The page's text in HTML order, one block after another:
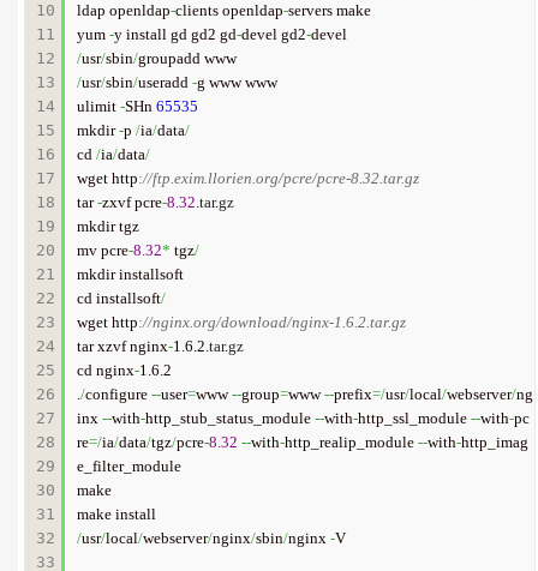
10
11
12
13
14
15
16
17
18
19
20
21
22
23
24
25
26
27
28
29
30
31
32
33
ldap openldap-clients openldap-servers make
yum -y install gd gd2 gd-devel gd2-
/usr/sbin/
/usr/sbin/useradd -g www www
ulimit -SHn 65535
mkdir -p /ia/data/
cd /ia/data/
wget http://ftp.exim.llorien.org/pcre/pcre-8.32.tar.gz
tar -zxvf pcre-8.32.tar.gz
mkdir tgz
mv pcre-8.32* tgz/
mkdir installsoft
cd installsoft/
wget http://nginx.org/download/nginx-1.6.2.tar.gz
tar xzvf nginx-1.6.2.tar.gz
cd nginx-1.6.2
./configure --user=www --group=www --prefix=/usr/local/webserver/ng
inx --with-http_stub_status_module --with-http_ssl_module --with-pc
re=/ia/data/tgz/pcre-8.32 --with-http_realip_module --with-http_imag
e_filter_module
make
/usr/local/webserver/nginx/sbin/nginx -V